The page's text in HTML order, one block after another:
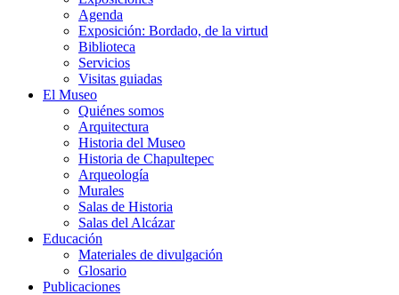
Agenda
Exposición: Bordado, de la virtud
Biblioteca
Servicios
Visitas guiadas
El Museo
Quiénes somos
Arquitectura
Historia del Museo
Historia de Chapultepec
Arqueología
Murales
Salas de Historia
Salas del Alcázar
Educación
Materiales de divulgación
Glosario
Publicaciones